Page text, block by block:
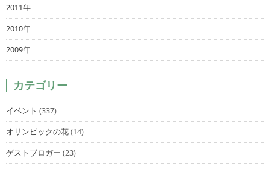
2011年
2010年
2009年
カテゴリー
イベント (337)
オリンピックの花(14)
ゲストブロガー (23)